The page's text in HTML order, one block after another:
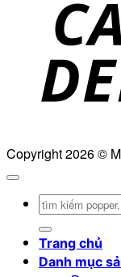
Copyright 2026 ©
Tìm
Trang chủ
Danh mục